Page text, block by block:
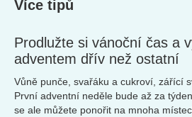
Více tipů
Prodlužte si vánoční čas a
adventem dřív než ostatní
Vůně punče, svařáku a cukroví, zářící
První adventní neděle bude až za
se ale můžete ponořit na mnoha